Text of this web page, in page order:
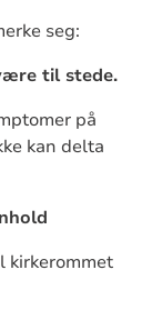
seg:
til stede.
på
kan delta
kirkerommet